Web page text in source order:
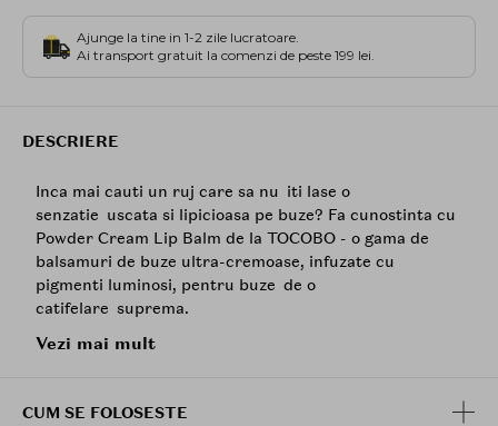
Ajunge la tine in 1-2 zile lucratoare.
Ai transport gratuit la comenzi de peste 199 lei.
DESCRIERE
Inca mai cauti un ruj care sa nu iti lase o
senzatie uscata si lipicioasa pe buze? Fa cunostinta cu
Powder Cream Lip Balm de la TOCOBO - o gama de
balsamuri de buze ultra-cremoase, infuzate cu
pigmenti luminosi, pentru buze de o
catifelare suprema.
Balsamul de buze vegan, de tip soft mat, cu o textura
migdale dulci, macadamia si
Vezi mai mult
CUM SE FOLOSESTE